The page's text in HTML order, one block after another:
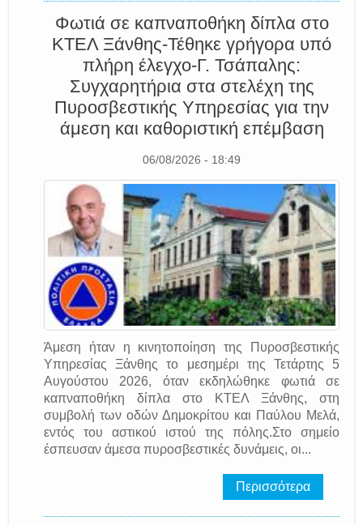
Φωτιά σε καπναποθήκη δίπλα στο
ΚΤΕΛ Ξάνθης-Τέθηκε γρήγορα υπό
πλήρη έλεγχο-Γ. Τσάπαλης:
Συγχαρητήρια στα στελέχη της
Πυροσβεστικής Υπηρεσίας για την
άμεση και καθοριστική επέμβαση
06/08/2026 - 18:49
Άμεση ήταν η κινητοποίηση της Πυροσβεστικής
Υπηρεσίας Ξάνθης το μεσημέρι της Τετάρτης 5
Αυγούστου 2026, όταν εκδηλώθηκε φωτιά σε
καπναποθήκη δίπλα στο ΚΤΕΛ Ξάνθης, στη
συμβολή των οδών Δημοκρίτου και Παύλου Μελά,
εντός του αστικού ιστού της πόλης.Στο σημείο
έσπευσαν άμεσα πυροσβεστικές δυνάμεις, οι...
Περισσότερα